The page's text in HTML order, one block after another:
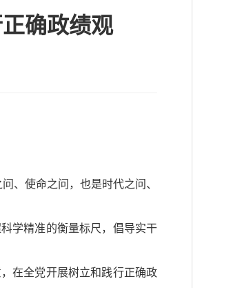
确政绩观
、使命之问，也是时代之问、
学精准的衡量标尺，倡导实干
在全党开展树立和践行正确政